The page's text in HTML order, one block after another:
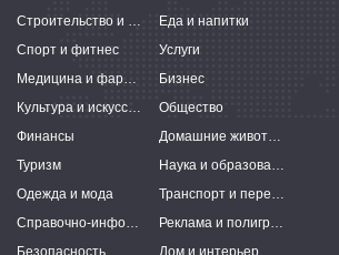
Строительство и ремонт
Еда и напитки
Спорт и фитнес
Услуги
Медицина и фармацевтика
Бизнес
Культура и искусство
Общество
Финансы
Домашние животные
Туризм
Наука и образование
Одежда и мода
Транспорт и перевозки
Справочно-информационные системы
Реклама и полиграфия
Безопасность Дом и интерьер